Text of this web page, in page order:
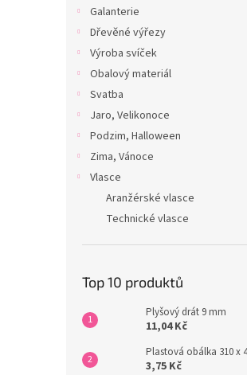
Galanterie
Dřevěné výřezy
Výroba svíček
Obalový materiál
Svatba
Jaro, Velikonoce
Podzim, Halloween
Zima, Vánoce
Vlasce
Aranžérské vlasce
Technické vlasce
Top 10 produktů
Plyšový drát 9 mm
11,04 Kč
Plastová obálka 310 x
3,75 Kč